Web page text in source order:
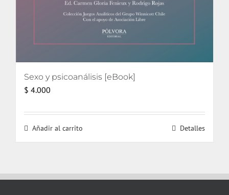
Sexo y psicoanálisis [eBook]
$ 4.000
Añadir al carrito Detalles